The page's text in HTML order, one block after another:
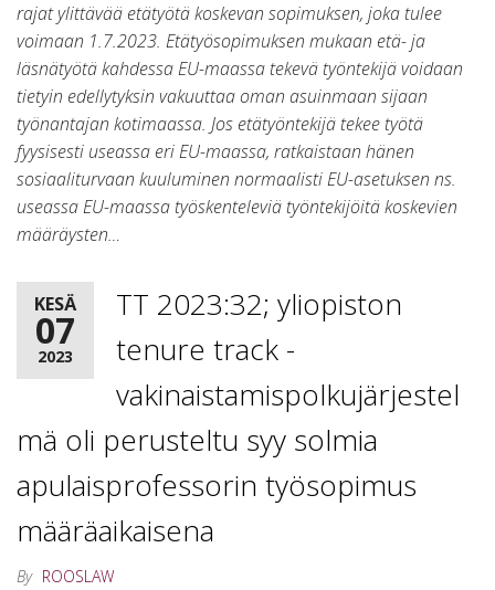
rajat ylittävää etätyötä koskevan sopimuksen, joka tulee
voimaan 1.7.2023. Etätyösopimuksen mukaan etä- ja
läsnätyötä kahdessa EU-maassa tekevä työntekijä voidaan
tietyin edellytyksin vakuuttaa oman asuinmaan sijaan
työnantajan kotimaassa. Jos etätyöntekijä tekee työtä
fyysisesti useassa eri EU-maassa, ratkaistaan hänen
sosiaaliturvaan kuuluminen normaalisti EU-asetuksen ns.
useassa EU-maassa työskenteleviä työntekijöitä koskevien
määräysten…
KESÄ
07
2023
TT 2023:32; yliopiston
tenure track -
vakinaistamispolkujärjestel
mä oli perusteltu syy solmia
apulaisprofessorin työsopimus
määräaikaisena
By ROOSLAW